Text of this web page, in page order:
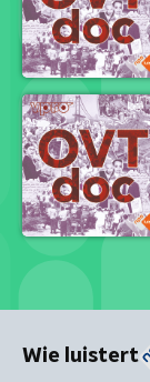
Wie luistert